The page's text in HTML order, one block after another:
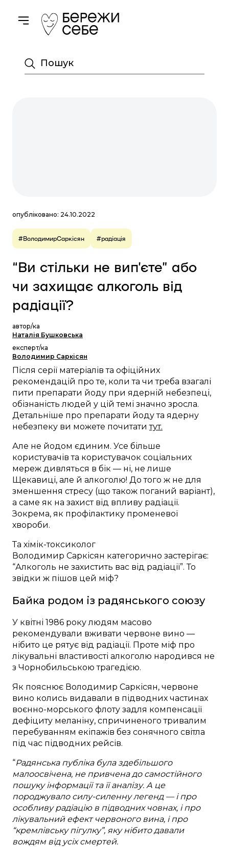
Toggle navigation
Пошук
опубліковано: 24.10.2022
#ВолодимирСаркісян #радіація
“Ви стільки не вип’єте” або
чи захищає алкоголь від
радіації?
автор/ка
Наталія Бушковська
експерт/ка
Володимир Саркісян
Після серії матеріалів та офіційних
рекомендацій про те, коли та чи треба взагалі
пити препарати йоду при ядерній небезпеці,
обізнаність людей у цій темі значно зросла.
Детальніше про препарати йоду та ядерну
небезпеку ви можете почитатитут.
Але не йодом єдиним. Усе більше
користувачів та користувачок соціальних
мереж дивляться в бік — ні, не лише
Щекавиці, але й алкоголю! До того ж не для
зменшення стресу (що також поганий варіант),
а саме як на захист від впливу радіації.
Зокрема, як профілактику променевої
хвороби.
Та хімік-токсиколог
Володимир Саркісян категорично застерігає:
“Алкоголь не захистить вас від радіації”. То
звідки ж пішов цей міф?
Байка родом із радянського союзу
У квітні 1986 року людям масово
рекомендували вживати червоне вино —
нібито це рятує від радіації. Проте міф про
лікувальні властивості алкоголю народився не
з Чорнобильською трагедією.
Як пояснює Володимир Саркісян, червоне
вино колись видавали в підводних частинах
воєнно-морського флоту задля компенсації
дефіциту меланіну, спричиненого тривалим
перебуванням екіпажів без сонячного світла
під час підводних рейсів.
“Радянська публіка була здебільшого
малоосвічена, не привчена до самостійного
пошуку інформації та її аналізу. А це
породжувало силу-силенну легенд — і про
особливу радіацію в підводних човнах, і про
лікувальний ефект червоного вина, і про
“кремлівську пігулку”, яку нібито давали
вождям від усіх смертей.